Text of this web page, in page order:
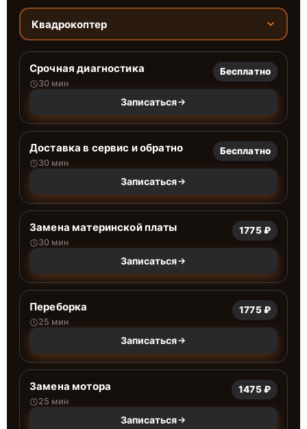
Квадрокоптер
Срочная диагностика
30 мин
Бесплатно
Записаться
Доставка в сервис и обратно
30 мин
Бесплатно
Записаться
Замена материнской платы
30 мин
1775 ₽
Записаться
Переборка
25 мин
1775 ₽
Записаться
Замена мотора
25 мин
1475 ₽
Записаться